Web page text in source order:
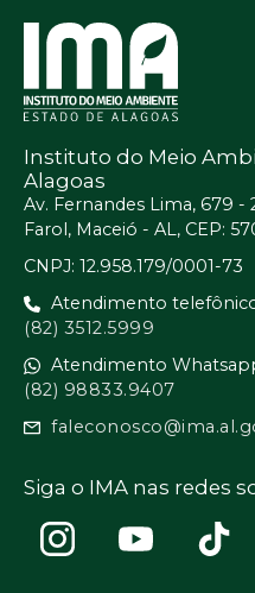
Instituto do Meio
Alagoas
Av. Fernandes Lima, 679 -
Farol, Maceió - AL, CEP:
CNPJ: 12.958.179/0001-73
Atendimento
(82) 3512.5999
Atendimento
(82) 98833.9407
Siga o IMA nas redes